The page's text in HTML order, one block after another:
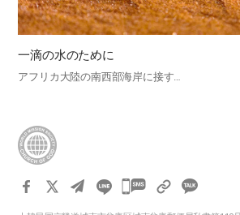
一滴の水のために
アフリカ大陸の南西部海岸に接す…
카